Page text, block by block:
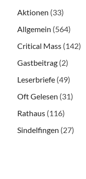
Aktionen (33)
Allgemein (564)
Critical Mass (142)
Gastbeitrag (2)
Leserbriefe (49)
Oft Gelesen (31)
Rathaus (116)
Sindelfingen (27)